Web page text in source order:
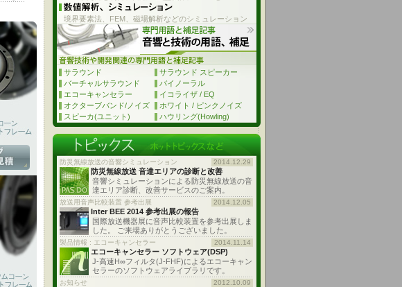
ーで高
ーで高
境界要素法、FEM、磁場解析などのシミュレーション
サラウンド
サラウンド スピーカー
バーチャルサラウンド
バイノーラル
エコーキャンセラー
イコライザ / EQ
オクターブバンド/ノイズ
ホワイト / ピンクノイズ
スピーカ(ユニット)
ハウリング(Howling)
防災無線放送の音響シミュレーション 2014.12.29
防災無線放送 音達エリアの診断と改善
音響シミュレーションによる防災無線放送の音
達エリア診断、改善サービスのご案内。
放送用音声比較装置 参考出展 2014.12.05
Inter BEE 2014 参考出展の報告
国際放送機器展に音声比較装置を参考出展しま
した。 ご来場ありがとうございました。
製品情報 : エコーキャンセラー 2014.11.14
エコーキャンセラー ソフトウェア(DSP)
J-高速H∞フィルタ(J-FHF)によるエコーキャン
セラーのソフトウェアライブラリです。
お知らせ 2012.10.09